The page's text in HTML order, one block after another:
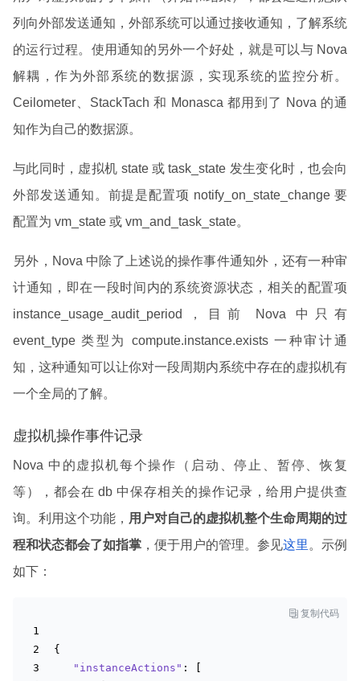
列向外部发送通知，外部系统可以通过接收通知，了解系统
的运行过程。使用通知的另外一个好处，就是可以与 Nova
解耦，作为外部系统的数据源，实现系统的监控分析。
Ceilometer、StackTach 和 Monasca 都用到了 Nova 的通
知作为自己的数据源。
与此同时，虚拟机 state 或 task_state 发生变化时，也会向
外部发送通知。前提是配置项 notify_on_state_change 要
配置为 vm_state 或 vm_and_task_state。
另外，Nova 中除了上述说的操作事件通知外，还有一种审
计通知，即在一段时间内的系统资源状态，相关的配置项
instance_usage_audit_period，目前 Nova 中只有
event_type 类型为 compute.instance.exists 一种审计通
知，这种通知可以让你对一段周期内系统中存在的虚拟机有
一个全局的了解。
虚拟机操作事件记录
Nova 中的虚拟机每个操作（启动、停止、暂停、恢复
等），都会在 db 中保存相关的操作记录，给用户提供查
询。利用这个功能， 用户对自己的虚拟机整个生命周期的过
程和状态都会了如指掌 ，便于用户的管理。参见这里。示例
如下：
 复制代码
{
"instanceActions" : [